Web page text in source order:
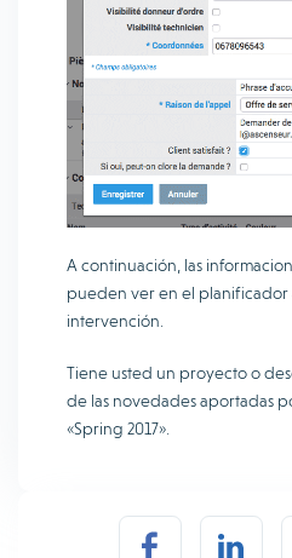
A continuación, las
pueden ver en el planificador
intervención.
Tiene usted un proyecto o
de las novedades aportadas
«Spring 2017».